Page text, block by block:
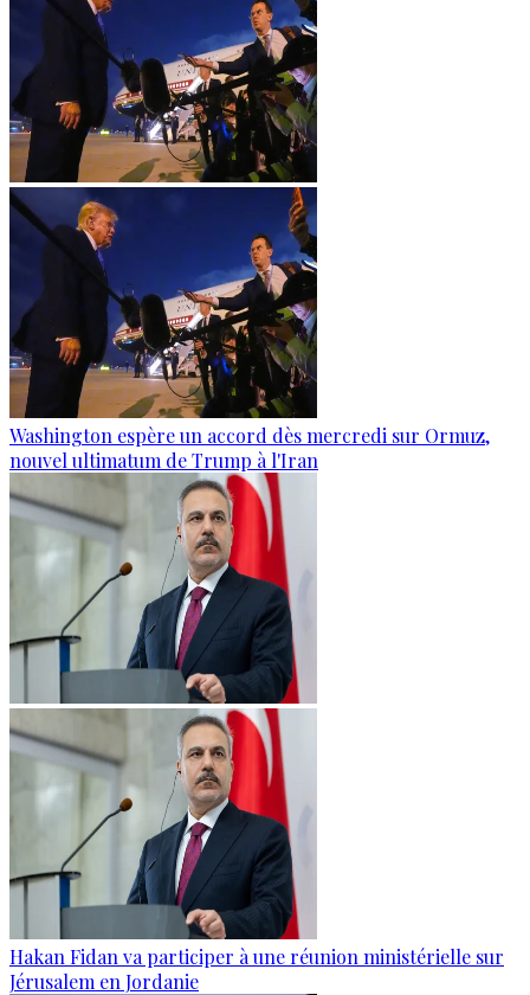
Washington espère un accord dès mercredi sur Ormuz,
nouvel ultimatum de Trump à l'Iran
Hakan Fidan va participer à une réunion ministérielle sur
Jérusalem en Jordanie